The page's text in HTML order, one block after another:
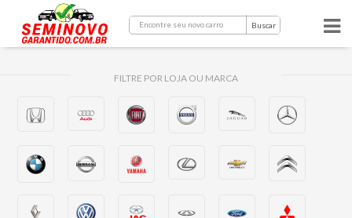
Buscar
FILTRE POR LOJA OU MARCA